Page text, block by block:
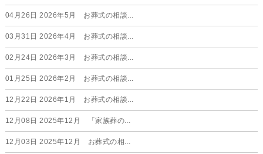
04月26日 2026年5月 お葬式の相談...
03月31日 2026年4月 お葬式の相談...
02月24日 2026年3月 お葬式の相談...
01月25日 2026年2月 お葬式の相談...
12月22日 2026年1月 お葬式の相談...
12月08日 2025年12月 「家族葬の...
12月03日 2025年12月 お葬式の相...